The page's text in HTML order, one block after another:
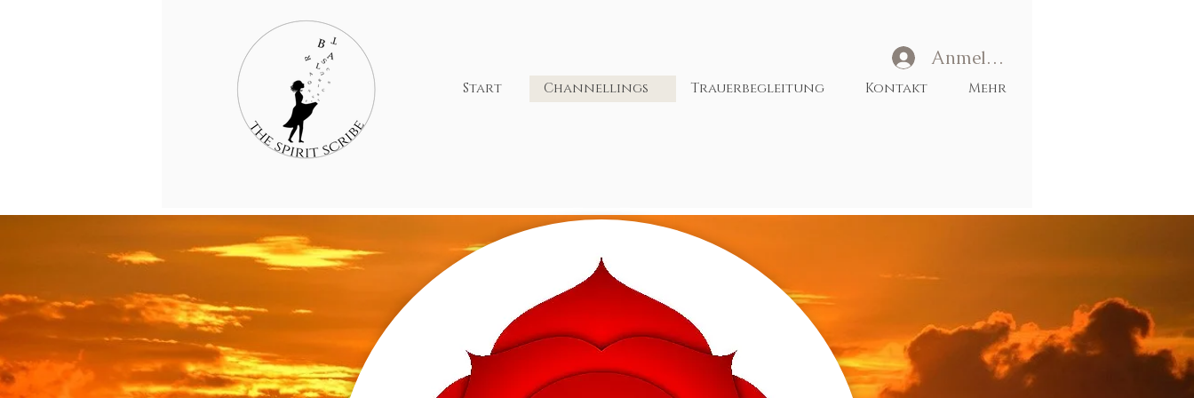
Anmelden
Start Channellings Trauerbegleitung Kontakt Mehr